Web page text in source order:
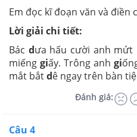
Em đọc kĩ đoạn văn và điền
Lời giải chi tiết:
Bác dưa hấu cười anh
miếng giấy. Trông anh gi
mắt bắtdê ngay trên bàn
Đánh giá:
Câu 4